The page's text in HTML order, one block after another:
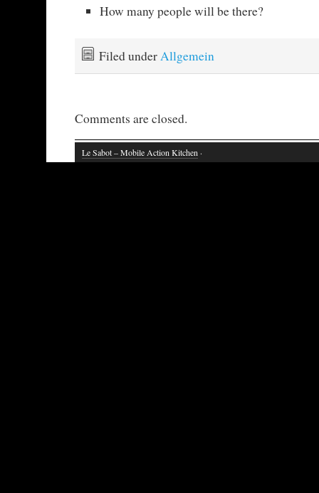
How many people will be there?
Filed underAllgemein
Comments are closed.
Le Sabot – Mobile Action Kitchen ·